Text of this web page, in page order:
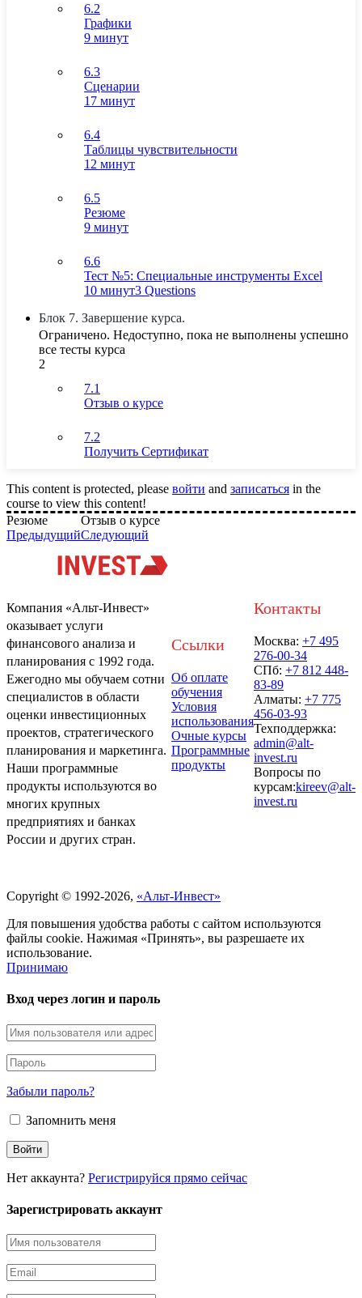
6.2
Графики
9 минут
6.3
Сценарии
17 минут
6.4
Таблицы чувствительности
12 минут
6.5
Резюме
9 минут
6.6
Тест №5: Специальные инструменты Excel
10 минут3 Questions
Блок 7. Завершение курса.
Ограничено. Недоступно, пока не выполнены успешно
все тесты курса
2
7.1
Отзыв о курсе
7.2
Получить Сертификат
This content is protected, please войти and записаться in the
course to view this content!
Резюме
Предыдущий
Отзыв о курсе
Следующий
Компания «Альт-Инвест»
оказывает услуги
финансового анализа и
планирования с 1992 года.
Ежегодно мы обучаем сотни
специалистов в области
оценки инвестиционных
проектов, стратегического
планирования и маркетинга.
Наши программные
продукты используются во
многих крупных
предприятиях и банках
России и других стран.
Ссылки
Об оплате
обучения
Условия
использования
Очные курсы
Программные
продукты
Контакты
Москва: +7 495
276-00-34
СПб: +7 812 448-
83-89
Алматы: +7 775
456-03-93
Техподдержка:
admin@alt-
invest.ru
Вопросы по
курсам:kireev@alt-
invest.ru
Copyright © 1992-2026, «Альт-Инвест»
Для повышения удобства работы с сайтом используются
файлы cookie. Нажимая «Принять», вы разрешаете их
использование.
Принимаю
Вход через логин и пароль
Забыли пароль?
Запомнить меня
Нет аккаунта? Регистрируйся прямо сейчас
Зарегистрировать аккаунт